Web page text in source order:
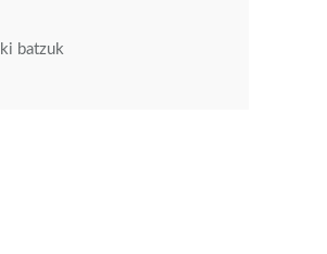
batzuk